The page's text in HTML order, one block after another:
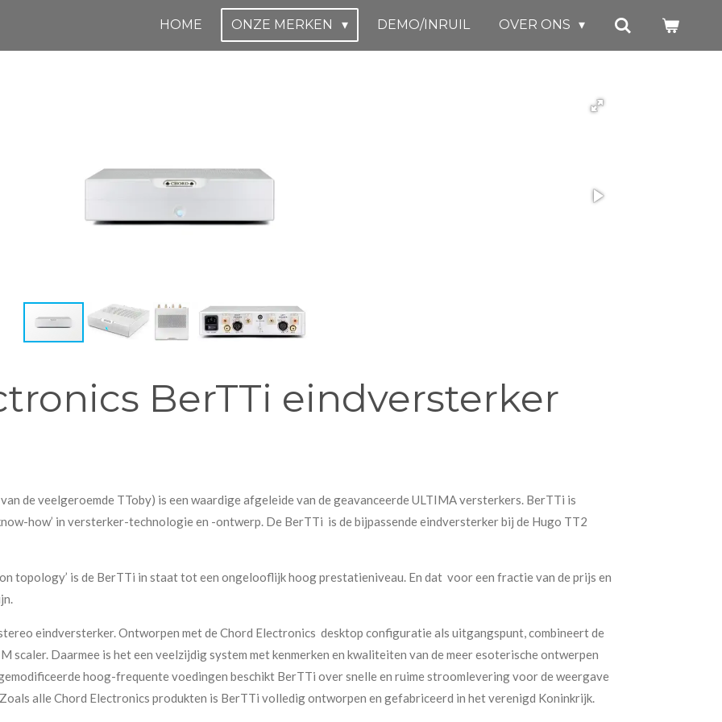
HOME ONZE MERKEN DEMO/INRUIL OVER ONS
BerTTi eindversterker
de veelgeroemde TToby) is een waardige afgeleide van de geavanceerde ULTIMA versterkers. BerTTi is
how’ in versterker-technologie en -ontwerp. De BerTTi is de bijpassende eindversterker bij de Hugo TT2
topology’ is de BerTTi in staat tot een ongelooflijk hoog prestatieniveau. En dat voor een fractie van de prijs en
eindversterker. Ontworpen met de Chord Electronics desktop configuratie als uitgangspunt, combineert de
scaler. Daarmee is het een veelzijdig system met kenmerken en kwaliteiten van de meer esoterische ontwerpen
hoog-frequente voedingen beschikt BerTTi over snelle en ruime stroomlevering voor de weergave
alle Chord Electronics produkten is BerTTi volledig ontworpen en gefabriceerd in het verenigd Koninkrijk.